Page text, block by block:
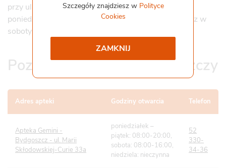
Współpraca i kontakt
Staż
przy ulicy Boya-Żeleńskiego 16 i jest czynna od
poniedziałku do piątku w godzinach 7.00-20.00 oraz w
soboty 8.00-16.00.
Pozostałe apteki w Bydgoszczy
Adres apteki Godziny otwarcia Telefon
Apteka Gemini -
Bydgoszcz - ul. Marii
Skłodowskiej-Curie 33a
poniedziałek –
piątek: 08:00-20:00,
sobota: 08:00-16:00,
niedziela: nieczynna
52
330-
34-36
Szczegóły znajdziesz w Polityce
Cookies
ZAMKNIJ